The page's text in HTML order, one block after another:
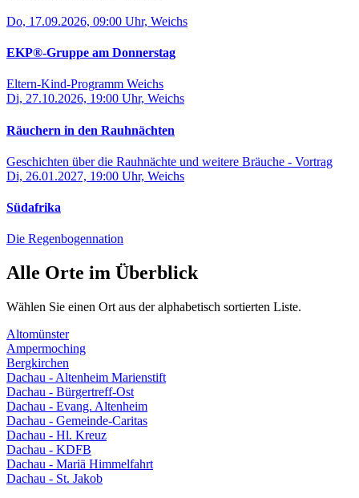
Do, 17.09.2026, 09:00 Uhr, Weichs
EKP®-Gruppe am Donnerstag
Eltern-Kind-Programm Weichs
Di, 27.10.2026, 19:00 Uhr, Weichs
Räuchern in den Rauhnächten
Geschichten über die Rauhnächte und weitere Bräuche - Vortrag
Di, 26.01.2027, 19:00 Uhr, Weichs
Südafrika
Die Regenbogennation
Alle Orte im Überblick
Wählen Sie einen Ort aus der alphabetisch sortierten Liste.
Altomünster
Ampermoching
Bergkirchen
Dachau - Altenheim Marienstift
Dachau - Bürgertreff-Ost
Dachau - Evang. Altenheim
Dachau - Gemeinde-Caritas
Dachau - Hl. Kreuz
Dachau - KDFB
Dachau - Mariä Himmelfahrt
Dachau - St. Jakob